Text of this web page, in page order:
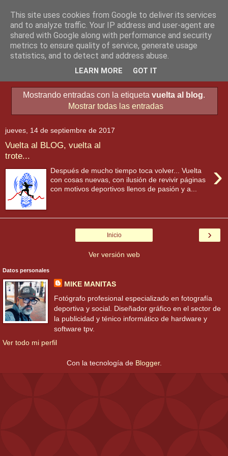
Mostrando entradas con la etiqueta vuelta al blog.
Mostrar todas las entradas
jueves, 14 de septiembre de 2017
Vuelta al BLOG, vuelta al
trote...
›
Después de mucho tiempo toca volver... Vuelta
con cosas nuevas, con ilusión de revivir páginas
con motivos deportivos llenos de pasión y a...
›
Inicio
Ver versión web
Datos personales
MIKE MANITAS
Fotógrafo profesional especializado en fotografía
deportiva y social. Diseñador gráfico en el sector de
la publicidad y ténico informático de hardware y
software tpv.
Ver todo mi perfil
Con la tecnología de Blogger.
This site uses cookies from Google to deliver its services
and to analyze traffic. Your IP address and user-agent are
shared with Google along with performance and security
metrics to ensure quality of service, generate usage
statistics, and to detect and address abuse.
LEARN MORE GOT IT